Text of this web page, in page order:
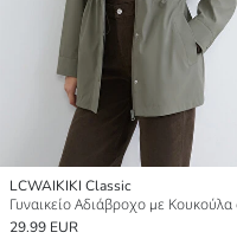
LCWAIKIKI Classic
29.99 EUR